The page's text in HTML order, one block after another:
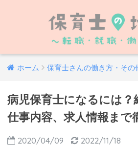
ホーム 保育士さんの働き方・その
病児保育士になるには？
仕事内容、求人情報まで
2020/04/09 2022/11/18